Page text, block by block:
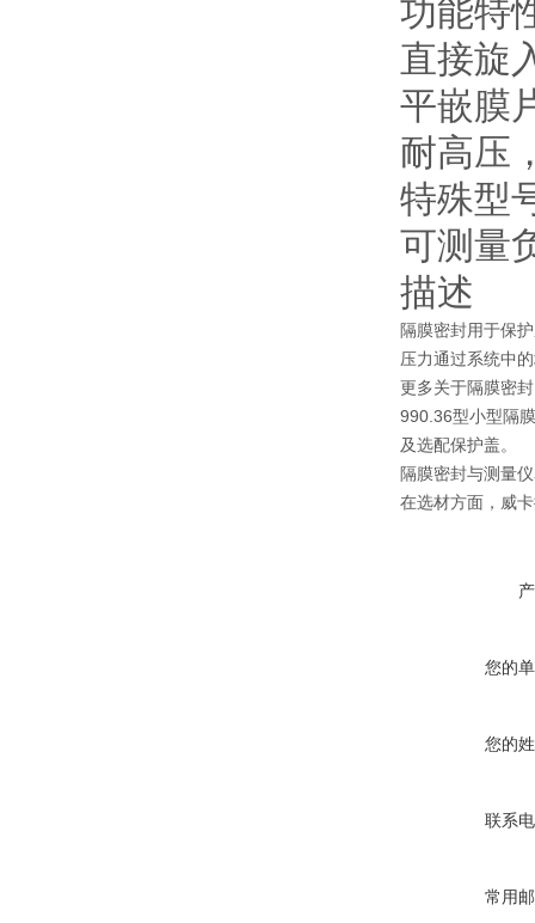
功能特
直接旋
平嵌膜
耐高压
特殊型
可测量
描述
隔膜密封用于保
压力通过系统中
更多关于隔膜密
990.36型小型隔
及选配保护盖。
隔膜密封与测量
在选材方面，威
您的
您的
联系
常用